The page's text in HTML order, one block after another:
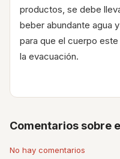
productos, se debe
beber abundante agua
para que el cuerpo
la evacuación.
Comentarios sobre
No hay comentarios